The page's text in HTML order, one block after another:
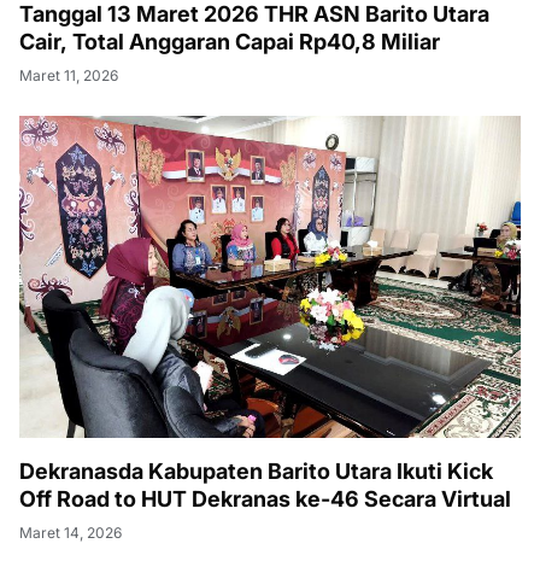
Tanggal 13 Maret 2026 THR ASN Barito Utara
Cair, Total Anggaran Capai Rp40,8 Miliar
Maret 11, 2026
Dekranasda Kabupaten Barito Utara Ikuti Kick
Off Road to HUT Dekranas ke-46 Secara Virtual
Maret 14, 2026